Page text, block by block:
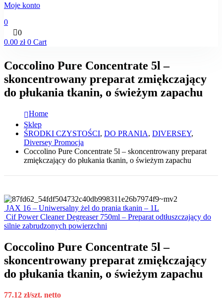
Moje konto
0
0
0.00 zł 0 Cart
Coccolino Pure Concentrate 5l –
skoncentrowany preparat zmiękczający
do płukania tkanin, o świeżym zapachu
Home
Sklep
ŚRODKI CZYSTOŚCI, DO PRANIA, DIVERSEY,
Diversey Promocja
Coccolino Pure Concentrate 5l – skoncentrowany preparat
zmiękczający do płukania tkanin, o świeżym zapachu
JAX 16 – Uniwersalny żel do prania tkanin – 1L
Cif Power Cleaner Degreaser 750ml – Preparat odtłuszczający do
silnie zabrudzonych powierzchni
Coccolino Pure Concentrate 5l –
skoncentrowany preparat zmiękczający
do płukania tkanin, o świeżym zapachu
77.12 zł/szt. netto